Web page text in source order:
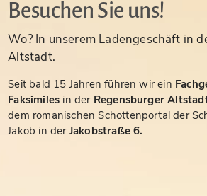
Besuchen Sie uns!
Wo? In unserem Ladengeschäft in
Altstadt.
Seit bald 15 Jahren führen wir ein
Faksimiles in der Regensburger
dem romanischen Schottenportal der
Jakob in der Jakobstraße 6.